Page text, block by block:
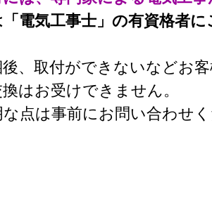
電気工事士」の有資格者
、取付ができないなどお
はお受けできません。
な点は事前にお問い合わせ